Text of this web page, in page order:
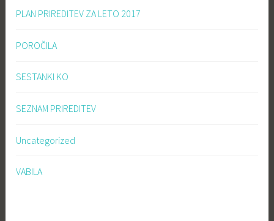
PLAN PRIREDITEV ZA LETO 2017
POROČILA
SESTANKI KO
SEZNAM PRIREDITEV
Uncategorized
VABILA